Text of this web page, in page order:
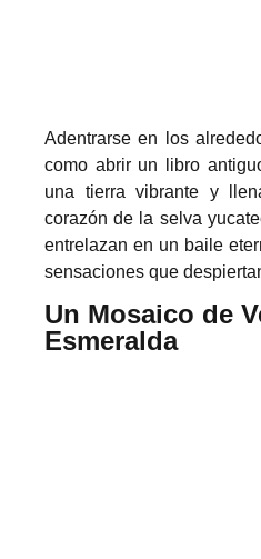
Adentrarse en los
como abrir un libro
una tierra vibrante y
corazón de la selva
entrelazan en un baile
sensaciones que
Un Mosaico de
Esmeralda